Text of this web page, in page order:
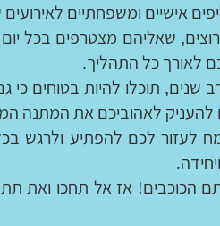
אישיים ומשפחתיים לאירועים
שאליהם מצטרפים בכל
לאורך כל התהליך.
רב שנים, תוכלו להיות
להעניק לאהוביכם את המתנה
לעזור לכם להפתיע ולרגש
הכוכבים! אז אל תחכו ואת